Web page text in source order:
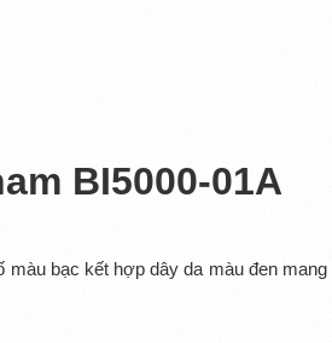
BI5000-01A
bạc kết hợp dây da màu đen